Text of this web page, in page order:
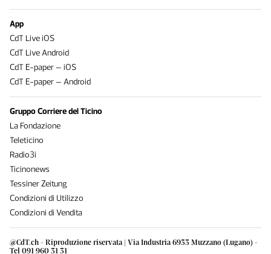
@CdT.ch - Riproduzione riservata | Via Industria 6933 Muzzano (Lugano) -
Tel 091 960 31 31
App
CdT Live iOS
CdT Live Android
CdT E-paper – iOS
CdT E-paper – Android
Gruppo Corriere del Ticino
La Fondazione
Teleticino
Radio3i
Ticinonews
Tessiner Zeitung
Condizioni di Utilizzo
Condizioni di Vendita